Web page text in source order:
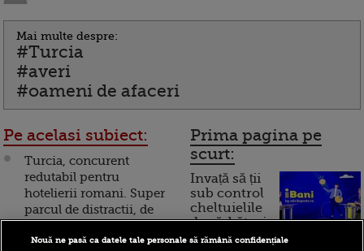
Mai multe despre:
#Turcia
#averi
#oameni de afaceri
Pe acelasi subiect:
Turcia, concurent
redutabil pentru
hotelierii romani. Super
parcul de distractii, de
sa dea lovitura in aceasta
Prima pagina pe
scurt:
Invață să ții
sub control
cheltuielile
de sărbători.
Cum
Nouă ne pasă ca datele tale personale să rămână confidențiale